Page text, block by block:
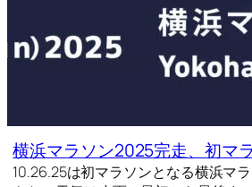
横浜マラソン2025完走、初マ
10.26.25は初マラソンとなる横浜マ